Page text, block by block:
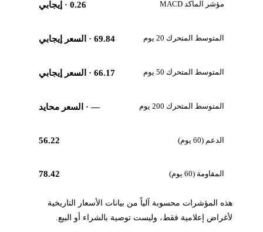
مؤشر الماكد MACD 0.26· إيجابي
المتوسط المتحرك 20 يوم 69.84· السعر إيجابي
المتوسط المتحرك 50 يوم 66.17· السعر إيجابي
المتوسط المتحرك 200 يوم —· السعر محايد
الدعم (60 يوم) 56.22
المقاومة (60 يوم) 78.42
هذه المؤشرات محسوبة آلياً من بيانات الأسعار التاريخية
لأغراض إعلامية فقط، وليست توصية بالشراء أو البيع.